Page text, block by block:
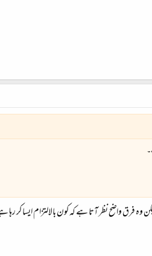
فرق واضح نظر آتا ہے کہ کون بالالتزام ایسا